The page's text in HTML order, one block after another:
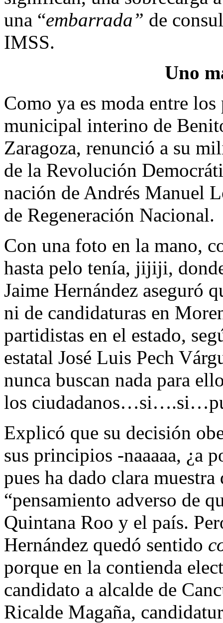
una “embarrada” de
IMSS.
Uno
Como ya es moda entre
municipal interino de
Zaragoza, renunció a su
de la Revolución
nación de Andrés Manuel
de Regeneración Nacional.
Con una foto en la mano,
hasta pelo tenía, jijiji,
Jaime Hernández aseguró
ni de candidaturas en
partidistas en el estado,
estatal José Luis Pech
nunca buscan nada para
los
Explicó que su decisión
sus principios -naaaaa, ¿a
pues ha dado clara
“pensamiento adverso de
Quintana Roo y el país.
Hernández quedó sentido
porque en la contienda
candidato a alcalde de
Ricalde Magaña,